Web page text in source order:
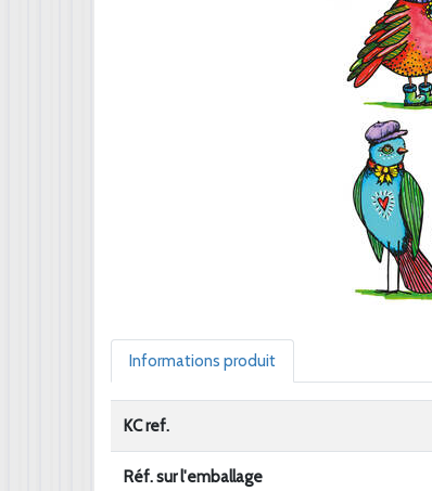
Informations produit
KC ref.
Réf. sur l'emballage